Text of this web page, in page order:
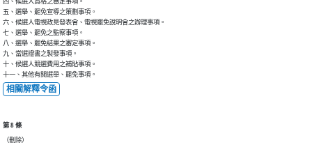
五、選舉、罷免宣導之策劃事項。
六、候選人電視政見發表會、電視罷免說明會之辦理事項。
七、選舉、罷免之監察事項。
八、選舉、罷免結果之審定事項。
九、當選證書之製發事項。
十、候選人競選費用之補貼事項。
十一、其他有關選舉、罷免事項。
相關解釋令函
第 8 條
（刪除）